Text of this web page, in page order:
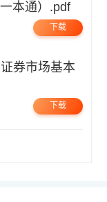
本通）.pdf
下载
下载